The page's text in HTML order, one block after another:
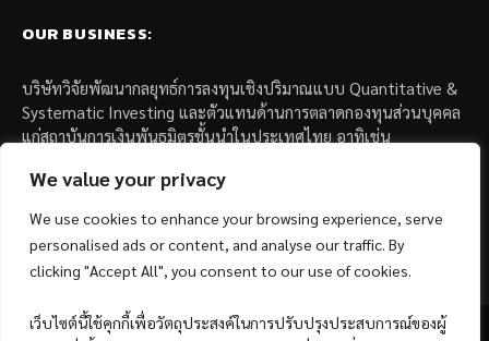
We value your privacy
We use cookies to enhance your browsing experience, serve
personalised ads or content, and analyse our traffic. By
clicking "Accept All", you consent to our use of cookies.
เว็บไซต์นี้ใช้คุกกี้เพื่อวัตถุประสงค์ในการปรับปรุงประสบการณ์ของผู้
OUR BUSINESS:
บริษัทวิจัยพัฒนากลยุทธ์การลงทุนเชิงปริมาณแบบ Quantitative &
Systematic Investing และตัวแทนด้านการตลาดกองทุนส่วนบุคคล
แก่สถาบันการเงินพันธมิตรชั้นนำในประเทศไทย อาทิเช่น
– บล. กรุงไทย เอ็กซ์สปริง จำกัด
– บล. ฟิลลิป (ประเทศไทย) จำกัด (มหาชน)